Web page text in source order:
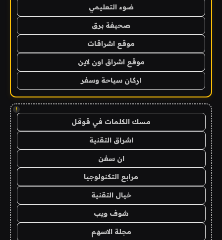
ضوء التعليمي
صحيفة برق
موقع اشراقات
موقع اشراق اون لاين
اركان سياحة وسفر
!
مسك الكلمات في قوقل
اشراق التقنية
ان سفن
مرابع التكنولوجيا
خيال التقنية
شوف ويب
مجلة الاسهم